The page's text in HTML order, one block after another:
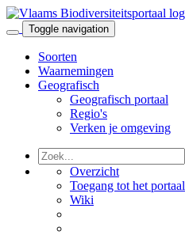
Toggle navigation
Soorten
Waarnemingen
Geografisch
Geografisch portaal
Regio's
Verken je omgeving
Overzicht
Toegang tot het portaal
Wiki